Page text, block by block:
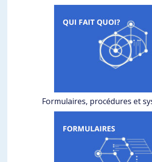
Formulaires, procédures et